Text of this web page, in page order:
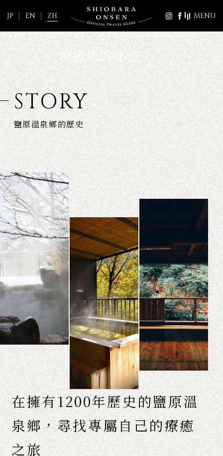
JP EN ZH MENU
STORY
鹽原溫泉鄉的歷史
在擁有1200年歷史的鹽原溫
泉鄉，尋找專屬自己的療癒
之旅